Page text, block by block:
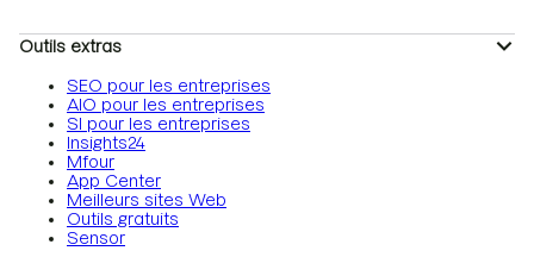
Outils extras
SEO pour les entreprises
AIO pour les entreprises
SI pour les entreprises
Insights24
Mfour
App Center
Meilleurs sites Web
Outils gratuits
Sensor